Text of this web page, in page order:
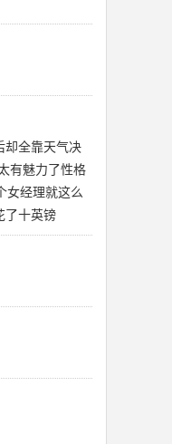
却全靠天气决
有魅力了性格
女经理就这么
了十英镑